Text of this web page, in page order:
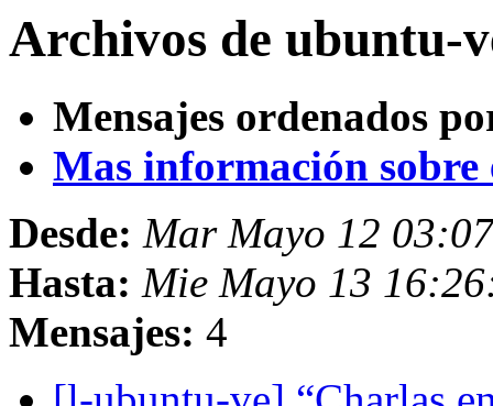
Archivos de ubuntu-
Mensajes ordenados
Mas información sobre
Desde: Mar Mayo 12
Hasta: Mie Mayo 13
Mensajes: 4